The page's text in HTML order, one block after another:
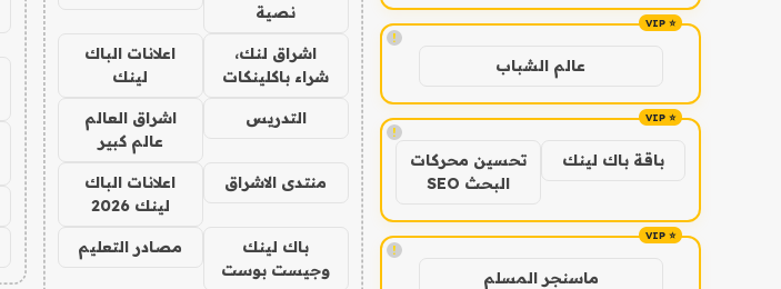
!
عالم الشباب
!
باقة باك لينك
تحسين محركات
البحث SEO
!
ماسنجر المسلم
نصية
اشراق لنك،
شراء باكلينكات
اعلانات الباك
لينك
التدريس
اشراق العالم
عالم كبير
منتدى الاشراق
اعلانات الباك
لينك 2026
باك لينك
وجيست بوست
مصادر التعليم